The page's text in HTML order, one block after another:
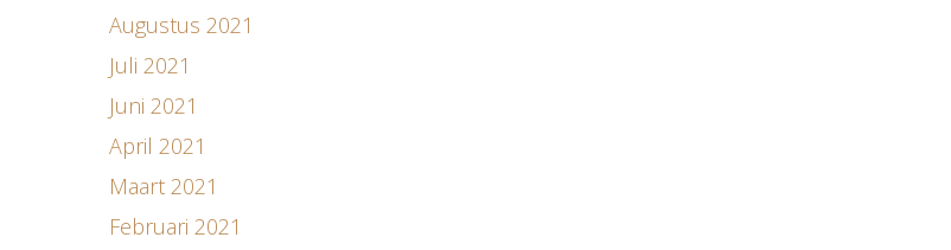
Augustus 2021
Juli 2021
Juni 2021
April 2021
Maart 2021
Februari 2021